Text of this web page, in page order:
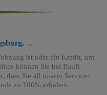
ist oder ein Kredit, um
können Sie bei Baufi
dass Sie all unsere Service-
zu 100% erhalten.